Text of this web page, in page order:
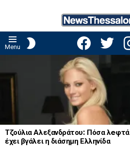
Menu
facebooktwitter
Τζούλια Αλεξανδράτου: Πόσα λeφτά
έχει βγάλει η διάσημη Ελληνίδα